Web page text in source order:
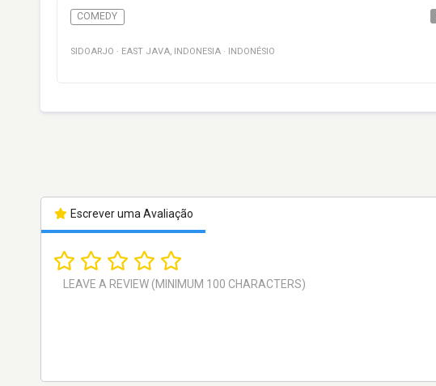
COMEDY
SIDOARJO · EAST JAVA, INDONESIA · INDONÉSIO
Escrever uma Avaliação